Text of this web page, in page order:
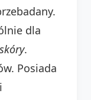
dla
.
Posiada